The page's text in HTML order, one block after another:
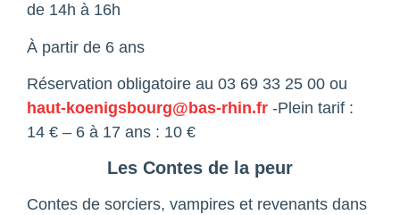
de 14h à 16h
À partir de 6 ans
Réservation obligatoire au 03 69 33 25 00 ou
haut-koenigsbourg@bas-rhin.fr -Plein tarif :
14 € – 6 à 17 ans : 10 €
Les Contes de la peur
Contes de sorciers, vampires et revenants dans